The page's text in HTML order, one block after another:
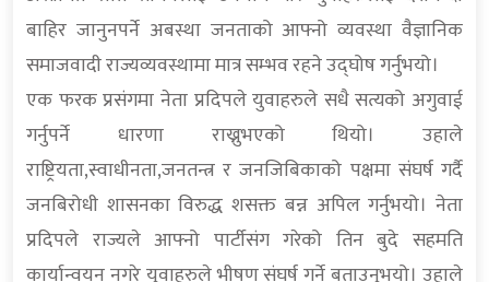
बाहिर जानुनपर्ने अबस्था जनताको आफ्नो व्यवस्था वैज्ञानिक
समाजवादी राज्यव्यवस्थामा मात्र सम्भव रहने उद्घोष गर्नुभयो।
एक फरक प्रसंगमा नेता प्रदिपले युवाहरुले सधै सत्यको अगुवाई
गर्नुपर्ने धारणा राख्नुभएको थियो। उहाले
राष्ट्रियता,स्वाधीनता,जनतन्त्र र जनजिबिकाको पक्षमा संघर्ष गर्दै
जनबिरोधी शासनका विरुद्ध शसक्त बन्न अपिल गर्नुभयो। नेता
प्रदिपले राज्यले आफ्नो पार्टीसंग गरेको तिन बुदे सहमति